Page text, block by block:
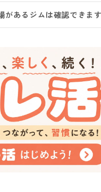
があるジムは確認できま